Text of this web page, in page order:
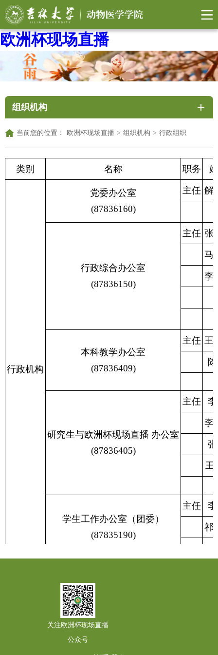
欧洲杯现场直播
组织机构
当前您的位置： 欧洲杯现场直播 > 组织机构 > 行政组织
类别 名称 职务
行政机构
党委办公室
(87836160)
主任 解
行政综合办公室
(87836150)
主任 张
马
李
本科教学办公室
(87836409)
主任 王
研究生与欧洲杯现场直播 办公室
(87836405)
主任
李
王
学生工作办公室（团委）
(87835190)
主任
祁
关注欧洲杯现场直播
公众号